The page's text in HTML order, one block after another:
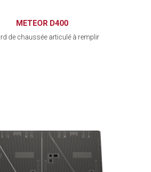
METEOR D400
de chaussée articulé à remplir